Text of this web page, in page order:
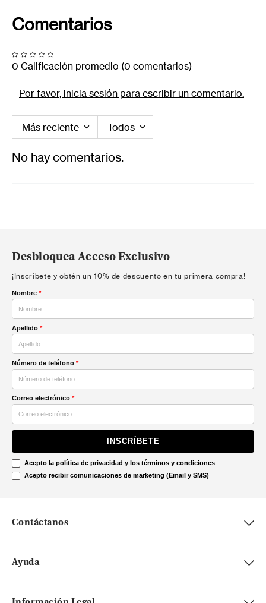
Comentarios
0 Calificación promedio (0 comentarios)
Por favor, inicia sesión para escribir un comentario.
Más reciente Todos
No hay comentarios.
Desbloquea Acceso Exclusivo
¡Inscríbete y obtén un 10% de descuento en tu primera compra!
Nombre *
Apellido *
Número de teléfono *
Correo electrónico *
INSCRÍBETE
Acepto la política de privacidad y los términos y condiciones
Acepto recibir comunicaciones de marketing (Email y SMS)
Contáctanos
Ayuda